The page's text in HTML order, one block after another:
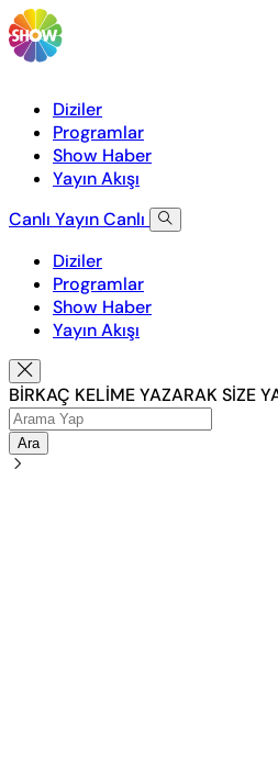
Diziler
Programlar
Show Haber
Yayın Akışı
Canlı YayınCanlı
Diziler
Programlar
Show Haber
Yayın Akışı
BİRKAÇ KELİME YAZARAK SİZE
Ara